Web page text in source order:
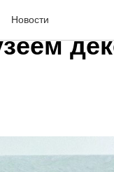
Новости